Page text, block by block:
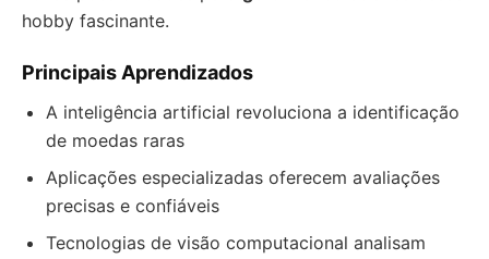
hobby fascinante.
Principais Aprendizados
A inteligência artificial revoluciona a identificação
de moedas raras
Aplicações especializadas oferecem avaliações
precisas e confiáveis
Tecnologias de visão computacional analisam